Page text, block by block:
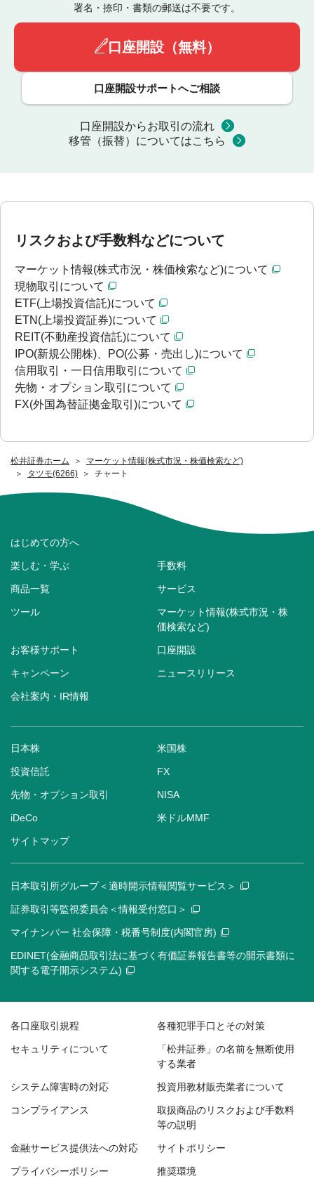
松井証券ホーム
マーケット情報(株式市況・株価検索など)
タツモ(6266)
チャート
署名・捺印・書類の郵送は不要です。
口座開設（無料）
口座開設サポートへご相談
口座開設からお取引の流れ
移管（振替）についてはこちら
リスクおよび手数料などについて
マーケット情報(株式市況・株価検索など)について
現物取引について
ETF(上場投資信託)について
ETN(上場投資証券)について
REIT(不動産投資信託)について
IPO(新規公開株)、PO(公募・売出し)について
信用取引・一日信用取引について
先物・オプション取引について
FX(外国為替証拠金取引)について
はじめての方へ
楽しむ・学ぶ 手数料
商品一覧 サービス
ツール
マーケット情報(株式市況・株
価検索など)
お客様サポート 口座開設
キャンペーン ニュースリリース
会社案内・IR情報
日本株 米国株
投資信託 FX
先物・オプション取引 NISA
iDeCo 米ドルMMF
サイトマップ
日本取引所グループ＜適時開示情報閲覧サービス＞
証券取引等監視委員会＜情報受付窓口＞
マイナンバー 社会保障・税番号制度(内閣官房)
EDINET(金融商品取引法に基づく有価証券報告書等の開示書類に
関する電子開示システム)
各口座取引規程 各種犯罪手口とその対策
セキュリティについて
「松井証券」の名前を無断使用
する業者
システム障害時の対応 投資用教材販売業者について
コンプライアンス
取扱商品のリスクおよび手数料
等の説明
金融サービス提供法への対応 サイトポリシー
プライバシーポリシー 推奨環境